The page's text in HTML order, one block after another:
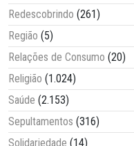
Redescobrindo (261)
Região (5)
Relações de Consumo (20)
Religião (1.024)
Saúde (2.153)
Sepultamentos (316)
Solidariedade (14)